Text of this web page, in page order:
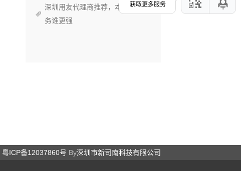
深圳用友代理商推荐，本地化服
务谁更强
粤ICP备12037860号 By深圳市新司南科技有限公司
获取更多服务